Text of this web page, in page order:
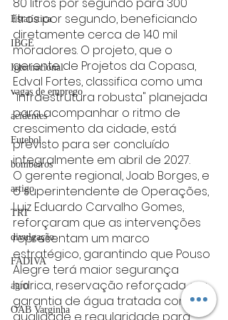
Estatística
IBGE
Internacional
vagas de emprego
acidentes
Futebol
bombeiros
artigo
TRT
divulgação
FADIVA
agro
OAB Varginha
litros por segundo, beneficiando
diretamente cerca de 140 mil
moradores. O projeto, que o
gerente de Projetos da Copasa,
Edval Fortes, classifica como uma
"infraestrutura robusta" planejada
para acompanhar o ritmo de
crescimento da cidade, está
previsto para ser concluído
integralmente em abril de 2027.
O gerente regional, Joab Borges, e
o superintendente de Operações,
Luiz Eduardo Carvalho Gomes,
reforçaram que as intervenções
representam um marco
estratégico, garantindo que Pouso
Alegre terá maior segurança
hídrica, reservação reforçada e a
garantia de água tratada com
qualidade e regularidade para